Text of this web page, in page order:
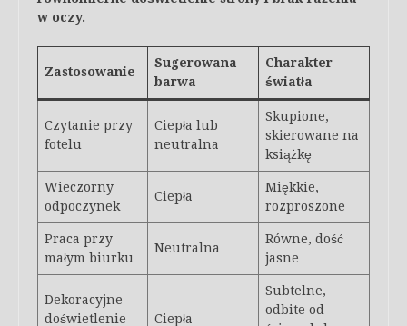
w oczy.
Zastosowanie
Sugerowana
barwa
Charakter
światła
Czytanie przy
fotelu
Ciepła lub
neutralna
Skupione,
skierowane na
książkę
Wieczorny
odpoczynek
Ciepła
Miękkie,
rozproszone
Praca przy
małym biurku
Neutralna
Równe, dość
jasne
Dekoracyjne
doświetlenie
Ciepła
Subtelne,
odbite od